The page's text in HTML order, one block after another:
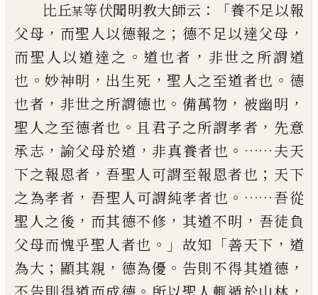
比丘某等伏聞明教大師云 ：「養不足以報
父母 ， 而聖人以德報之 ； 德不足以達父母 ，
而聖人以道達之 。 道也者 ， 非世之所謂道
也 。妙神明 ， 出生死 ，聖人之至道者也 。 德
也者 ， 非世之所謂德也 。 備萬物 ， 被幽明 ，
聖人之至德者也 。 且君子之所謂孝者 ， 先意
承志 ， 諭父母於道 ， 非真養者也 。……夫天
下之報恩者 ， 吾聖人可謂至報恩者也 ； 天下
之為孝者 ， 吾聖人可謂純孝者也 。……吾從
聖人之後 ， 而其德不修 ， 其道不明 ， 吾徒負
父母而愧乎聖人者也 。」 故知 「善天下 ， 道
為大 ； 顯其親 ， 德為優 。 告則不得其道德 ，